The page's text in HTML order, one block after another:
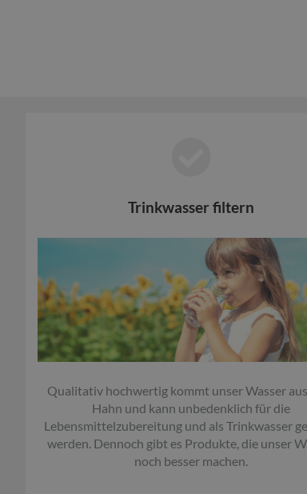
Trinkwasser filtern
Qualitativ hochwertig kommt unser Wasser
Hahn und kann unbedenklich für die
Lebensmittelzubereitung und als Trinkwasser
werden. Dennoch gibt es Produkte, die unser
noch besser machen.